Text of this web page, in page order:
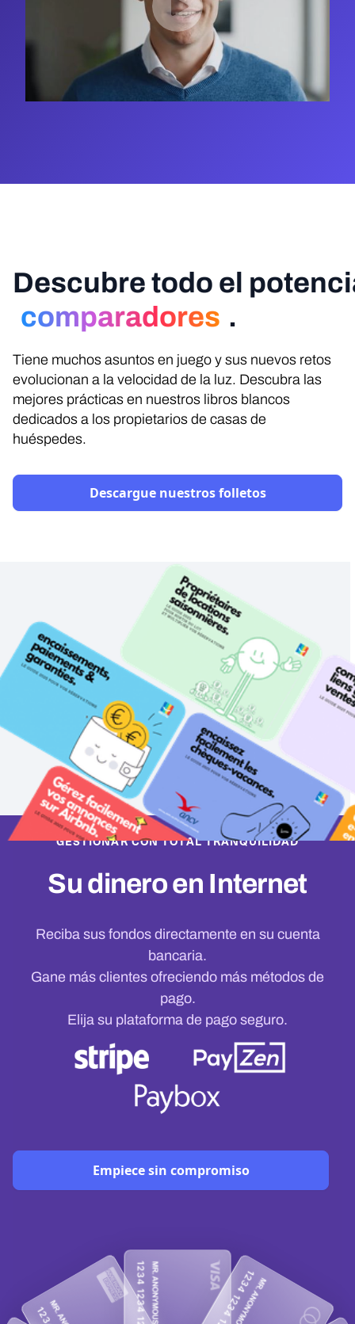
Descubre todo el
comparadores .
Tiene muchos asuntos en juego y sus nuevos retos
evolucionan a la velocidad de la luz. Descubra las
mejores prácticas en nuestros libros blancos
dedicados a los propietarios de casas de
huéspedes.
Descargue nuestros folletos
GESTIONAR CON TOTAL TRANQUILIDAD
Su dinero en Internet
Reciba sus fondos directamente en su cuenta
bancaria.
Gane más clientes ofreciendo más métodos de
pago.
Elija su plataforma de pago seguro.
Empiece sin compromiso